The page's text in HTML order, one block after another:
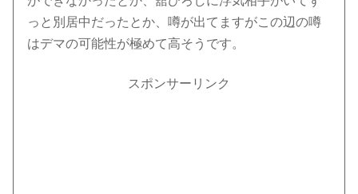
っと別居中だったとか、噂が出てますがこの辺の噂
はデマの可能性が極めて高そうです。
スポンサーリンク